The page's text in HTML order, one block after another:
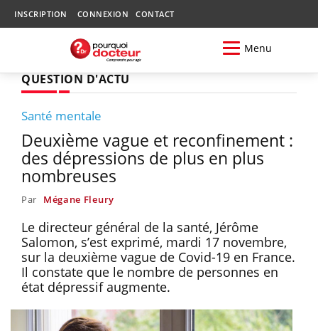
INSCRIPTION CONNEXION CONTACT
Menu
QUESTION D'ACTU
Santé mentale
Deuxième vague et reconfinement :
des dépressions de plus en plus
nombreuses
Par Mégane Fleury
Le directeur général de la santé, Jérôme
Salomon, s’est exprimé, mardi 17 novembre,
sur la deuxième vague de Covid-19 en France.
Il constate que le nombre de personnes en
état dépressif augmente.